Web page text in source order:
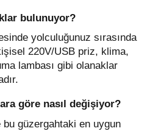
bulunuyor?
yolculuğunuz sırasında
220V/USB priz, klima,
lambası gibi olanaklar
göre nasıl değişiyor?
bu güzergahtaki en uygun